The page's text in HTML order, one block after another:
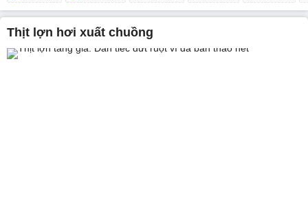
thịt lợn hơi xuất chuồng